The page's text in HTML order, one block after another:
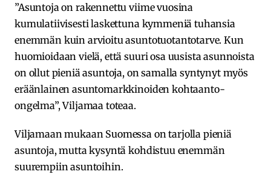
”Asuntoja on rakennettu viime vuosina
kumulatiivisesti laskettuna kymmeniä tuhansia
enemmän kuin arvioitu asuntotuotantotarve. Kun
huomioidaan vielä, että suuri osa uusista asunnoista
on ollut pieniä asuntoja, on samalla syntynyt myös
eräänlainen asuntomarkkinoiden kohtaanto-
ongelma”, Viljamaa toteaa.
Viljamaan mukaan Suomessa on tarjolla pieniä
asuntoja, mutta kysyntä kohdistuu enemmän
suurempiin asuntoihin.